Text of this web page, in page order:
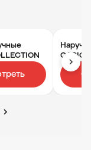
CASIO
MTP-